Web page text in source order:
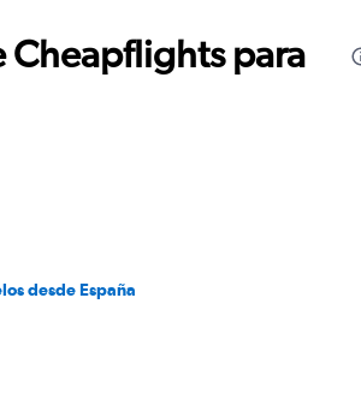
Cheapflights para
desde España